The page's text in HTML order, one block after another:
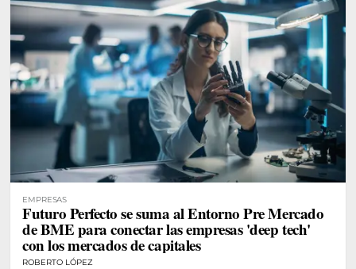
EMPRESAS
Futuro Perfecto se suma al Entorno Pre Mercado
de BME para conectar las empresas 'deep tech'
con los mercados de capitales
ROBERTO LÓPEZ